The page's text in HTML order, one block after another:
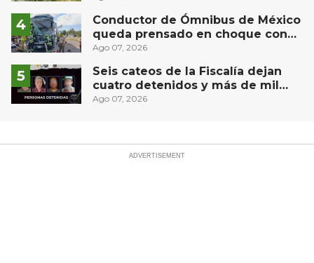
Conductor de Ómnibus de México
queda prensado en choque con
materialista en San Juan del Río
Ago 07, 2026
Seis cateos de la Fiscalía dejan
cuatro detenidos y más de mil
dosis aseguradas en Querétaro
Ago 07, 2026